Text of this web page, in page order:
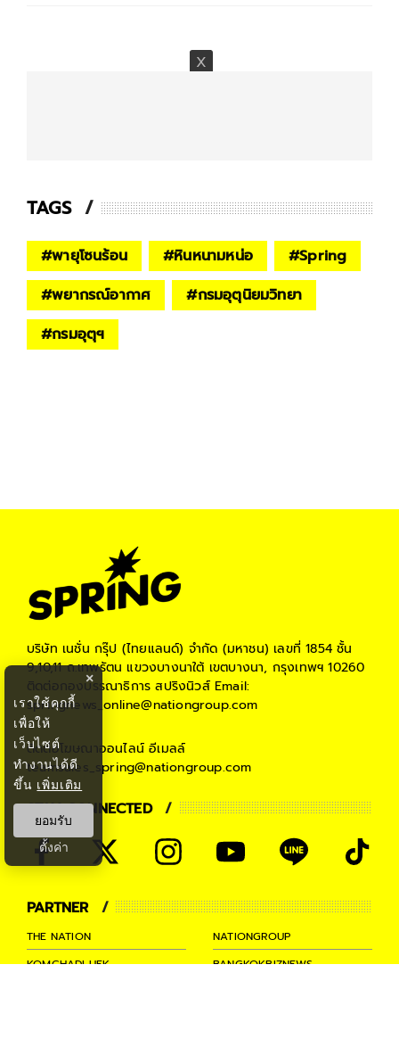
TAGS
#พายุโซนร้อน #หินหนามหน่อ #Spring
#พยากรณ์อากาศ #กรมอุตุนิยมวิทยา
#กรมอุตุฯ
บริษัท เนชั่น กรุ๊ป (ไทยแลนด์) จำกัด (มหาชน) เลขที่ 1854 ชั้น
9,10,11 ถ.เทพรัตน แขวงบางนาใต้ เขตบางนา, กรุงเทพฯ 10260
ติดต่อกองบรรณาธิการ สปริงนิวส์Email:
springnews_online@nationgroup.com
ติดต่อโฆษณาออนไลน์ อีเมลล์
teamsales_spring@nationgroup.com
STAY CONNECTED
PARTNER
THE NATION
NATIONGROUP
KOMCHADLUEK
BANGKOKBIZNEWS
×
เราใช้คุกกี้
เพื่อให้
เว็บไซต์
ทำงานได้ดี
ขึ้น เพิ่มเติม
ยอมรับ
ตั้งค่า